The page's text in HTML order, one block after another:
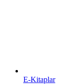
E-Kitaplar